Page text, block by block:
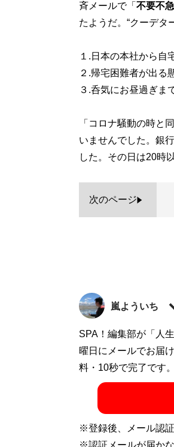
斉メールで「 不要不
たようだ。“クーデタ
１.日本の本社から自
２.帰宅困難者が出る
３.呑気にお昼過ぎま
「コロナ騒動の時と
いませんでした。銀
した。その日は20時
次のページ
嵐よういち
旅行作家、旅行ジャ
イナに行ってきまし
ゃない」
SPA！編集部が「人
曜日にメールでお届
料・10秒で完了です。
※登録後、メール認
※認証メールが届か